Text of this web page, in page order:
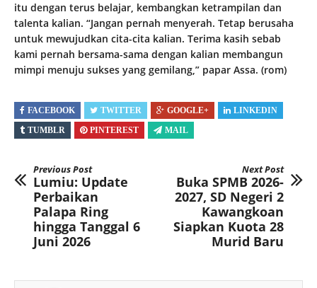
itu dengan terus belajar, kembangkan ketrampilan dan
talenta kalian. “Jangan pernah menyerah. Tetap berusaha
untuk mewujudkan cita-cita kalian. Terima kasih sebab
kami pernah bersama-sama dengan kalian membangun
mimpi menuju sukses yang gemilang,” papar Assa. (rom)
FACEBOOK TWITTER GOOGLE+
LINKEDIN
TUMBLR
PINTEREST MAIL
Previous Post
Lumiu: Update
Perbaikan
Palapa Ring
hingga Tanggal 6
Juni 2026
Next Post
Buka SPMB 2026-
2027, SD Negeri 2
Kawangkoan
Siapkan Kuota 28
Murid Baru